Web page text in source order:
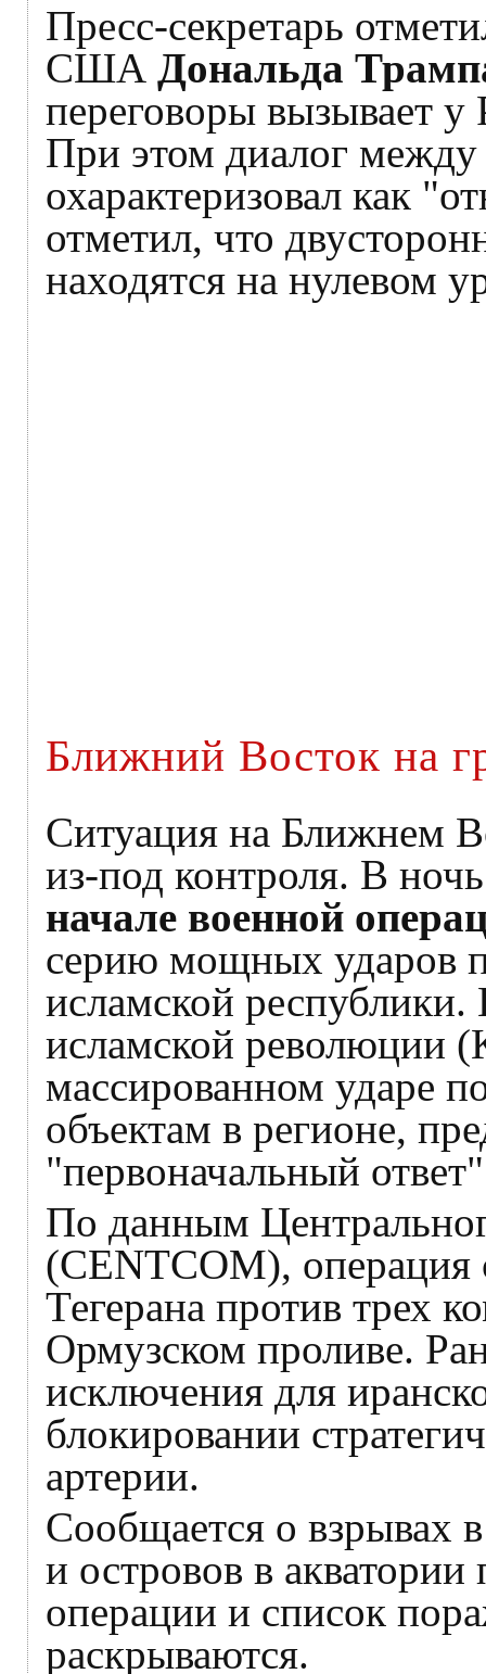
Пресс-секретарь
США Дональда
переговоры вызывает у
При этом диалог
охарактеризовал как
отметил, что
находятся на нулевом
Ближний Восток на
Ситуация на Ближнем
из-под контроля. В
начале военной
серию мощных ударов
исламской
исламской революции
массированном ударе
объектам в регионе,
"первоначальный
По данным
(CENTCOM), операция
Тегерана против трех
Ормузском проливе.
исключения для
блокировании
артерии.
Сообщается о взрывах
и островов в
операции и список
раскрываются.